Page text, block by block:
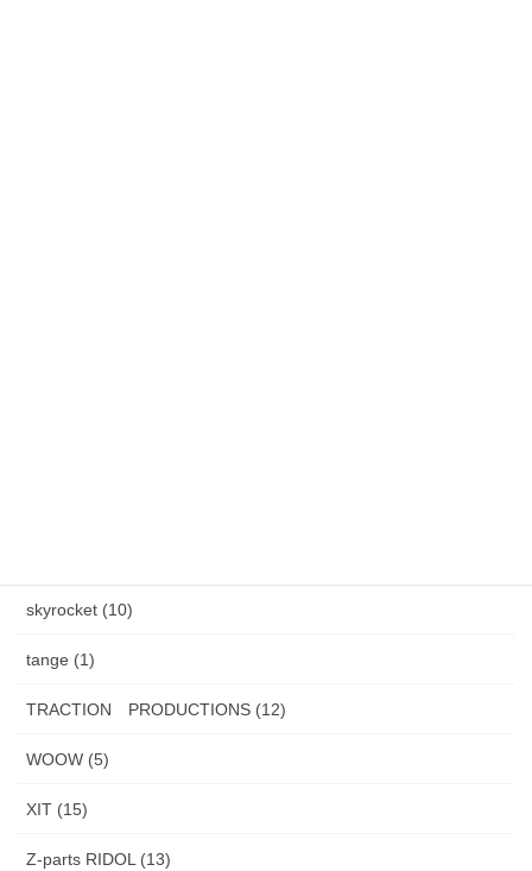
skyrocket (10)
tange (1)
TRACTION PRODUCTIONS (12)
WOOW (5)
XIT (15)
Z-parts RIDOL (13)